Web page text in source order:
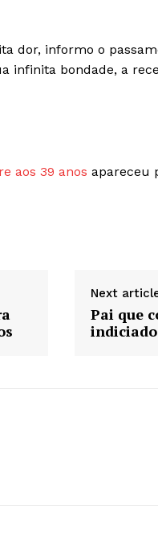
NOW
dor, informo o
infinita bondade, a
aos 39 anos apareceu
Next
Pai que